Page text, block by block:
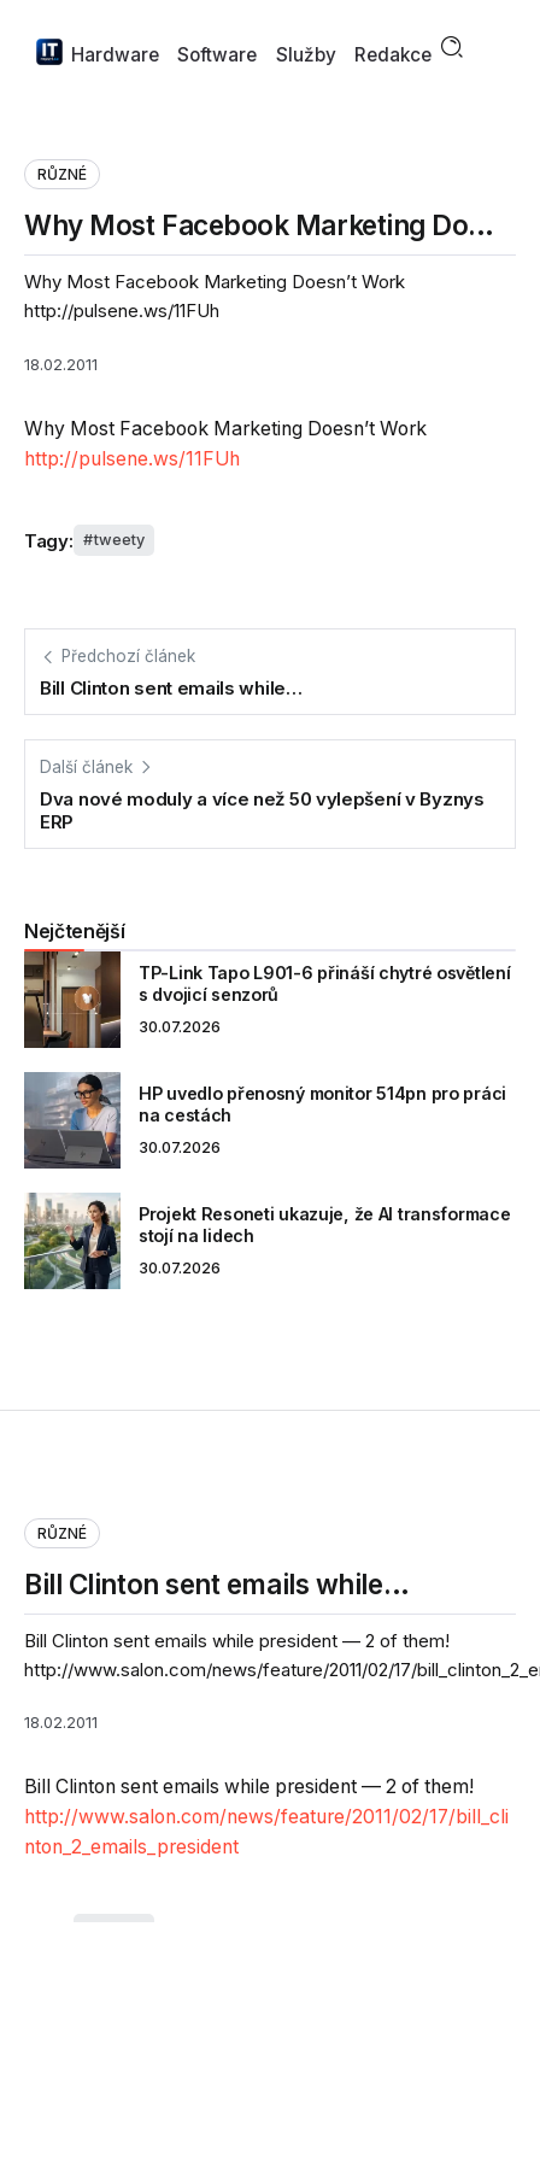
Hardware Software Služby Redakce
RŮZNÉ
Why Most Facebook Marketing Do…
Why Most Facebook Marketing Doesn’t Work
http://pulsene.ws/11FUh
18.02.2011
Why Most Facebook Marketing Doesn’t Work
http://pulsene.ws/11FUh
Tagy: tweety
Předchozí článek
Bill Clinton sent emails while…
Další článek
Dva nové moduly a více než 50 vylepšení v Byznys
ERP
Nejčtenější
TP-Link Tapo L901-6 přináší chytré osvětlení
s dvojicí senzorů
30.07.2026
HP uvedlo přenosný monitor 514pn pro práci
na cestách
30.07.2026
Projekt Resoneti ukazuje, že AI transformace
stojí na lidech
30.07.2026
RŮZNÉ
Bill Clinton sent emails while…
Bill Clinton sent emails while president — 2 of them!
http://www.salon.com/news/feature/2011/02/17/
18.02.2011
Bill Clinton sent emails while president — 2 of them!
http://www.salon.com/news/feature/2011/02/17/bill_cli
nton_2_emails_president